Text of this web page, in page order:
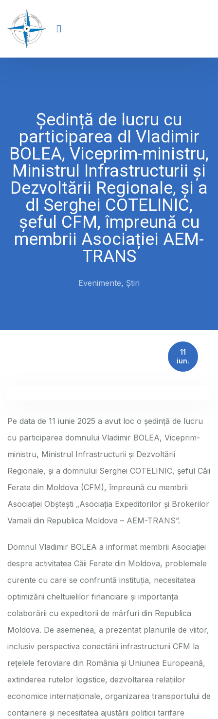
Şedință de lucru cu
participarea dl Vladimir
BOLEA, Viceprim-ministru,
Ministrul Infrastructurii și
Dezvoltării Regionale, și a
dl Serghei COTELINIC,
șeful CFM, împreună cu
membrii Asociației AEM-
TRANS
Evenimente, Știri
11
iun.
Pe data de 11 iunie 2025 a avut loc o ședință de lucru
cu participarea domnului Vladimir BOLEA, Viceprim-
ministru, Ministrul Infrastructurii și Dezvoltării
Regionale, și a domnului Serghei COTELINIC, șeful Căii
Ferate din Moldova (CFM), împreună cu membrii
Asociației Obștești „Asociația Expeditorilor și Brokerilor
Vamali din Republica Moldova – AEM-TRANS”.
Domnul Vladimir BOLEA a informat membrii Asociației
despre activitatea Căii Ferate din Moldova, problemele
curente cu care se confruntă instituția, necesitatea
optimizării cheltuielilor financiare și importanța
colaborării cu expeditorii de mărfuri din Republica
Moldova. De asemenea, a prezentat planurile de viitor,
inclusiv perspectiva conectării infrastructurii CFM la
rețelele feroviare din România și Uniunea Europeană,
extinderea rutelor logistice, dezvoltarea relațiilor
economice internaționale, organizarea transportului de
containere și necesitatea ajustării politicii tarifare